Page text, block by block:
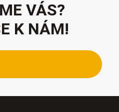
VÁS?
K NÁM!